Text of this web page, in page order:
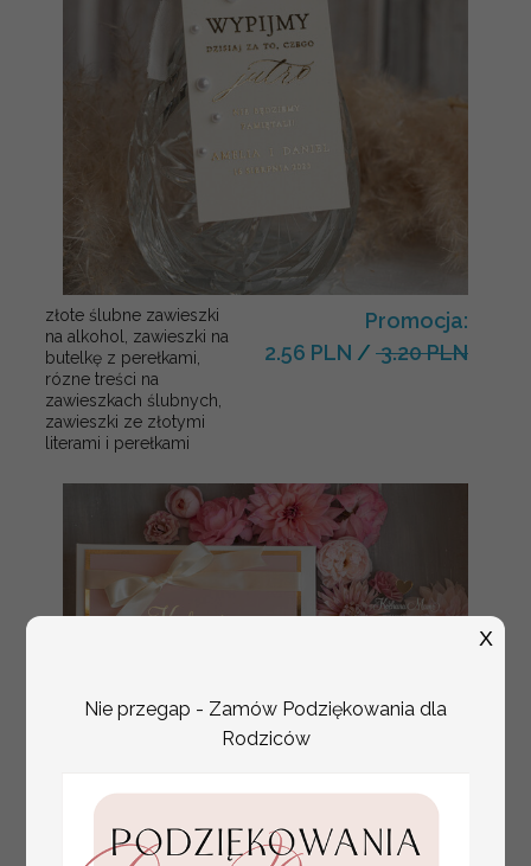
złote ślubne zawieszki
na alkohol, zawieszki na
butelkę z perełkami,
rózne treści na
zawieszkach ślubnych,
zawieszki ze złotymi
literami i perełkami
Promocja:
2.56 PLN / 3.20 PLN
Nie przegap - Zamów Podziękowania dla
Rodziców
X